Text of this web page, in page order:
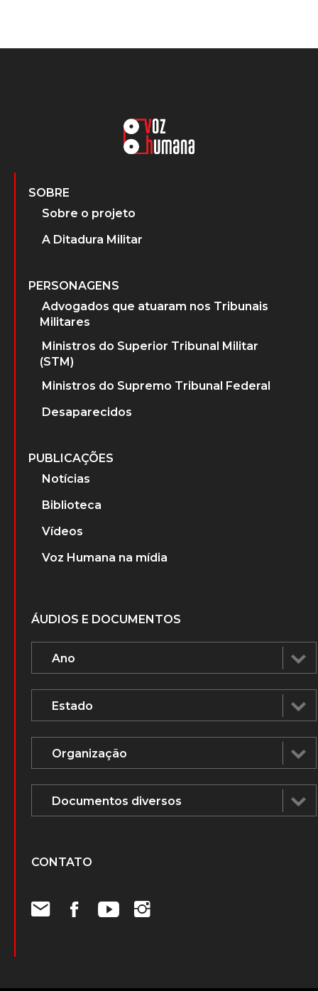
SOBRE
Sobre o projeto
A Ditadura Militar
PERSONAGENS
Advogados que atuaram nos Tribunais
Militares
Ministros do Superior Tribunal Militar
(STM)
Ministros do Supremo Tribunal Federal
Desaparecidos
PUBLICAÇÕES
Notícias
Biblioteca
Vídeos
Voz Humana na mídia
ÁUDIOS E DOCUMENTOS
CONTATO